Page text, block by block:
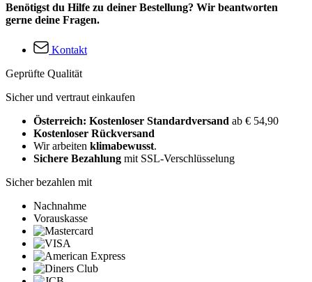
Benötigst du Hilfe zu deiner Bestellung? Wir beantworten
gerne deine Fragen.
Kontakt
Geprüfte Qualität
Sicher und vertraut einkaufen
Österreich: Kostenloser Standardversand ab € 54,90
Kostenloser Rückversand
Wir arbeiten klimabewusst.
Sichere Bezahlung mit SSL-Verschlüsselung
Sicher bezahlen mit
Nachnahme
Vorauskasse